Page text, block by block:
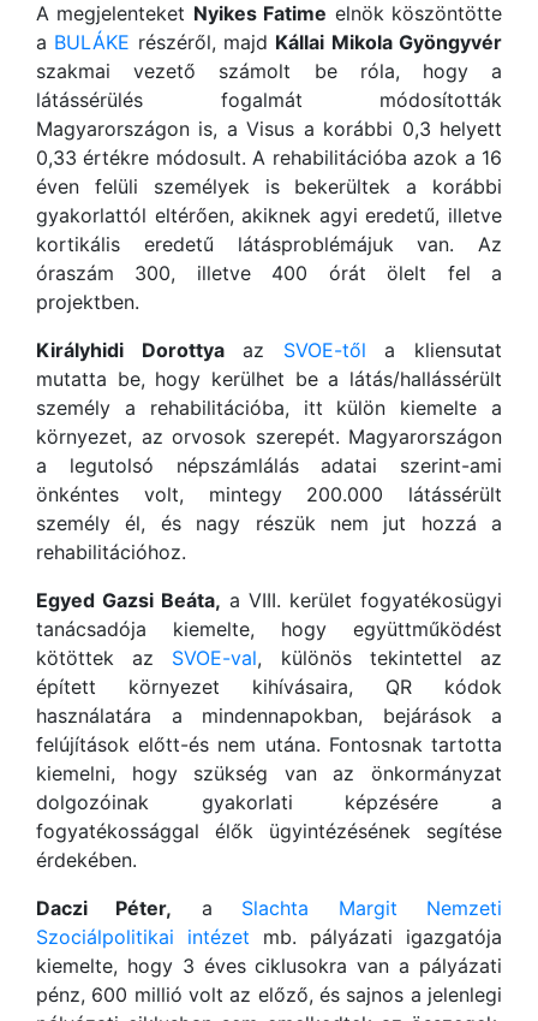
A megjelenteket Nyikes Fatime elnök köszöntötte
a BULÁKE részéről, majd Kállai Mikola Gyöngyvér
szakmai vezető számolt be róla, hogy a
látássérülés fogalmát módosították
Magyarországon is, a Visus a korábbi 0,3 helyett
0,33 értékre módosult. A rehabilitációba azok a 16
éven felüli személyek is bekerültek a korábbi
gyakorlattól eltérően, akiknek agyi eredetű, illetve
kortikális eredetű látásproblémájuk van. Az
óraszám 300, illetve 400 órát ölelt fel a
projektben.
Királyhidi Dorottyaaz SVOE-től a kliensutat
mutatta be, hogy kerülhet be a látás/hallássérült
személy a rehabilitációba, itt külön kiemelte a
környezet, az orvosok szerepét. Magyarországon
a legutolsó népszámlálás adatai szerint-ami
önkéntes volt, mintegy 200.000 látássérült
személy él, és nagy részük nem jut hozzá a
rehabilitációhoz.
Egyed Gazsi Beáta, a VIII. kerület fogyatékosügyi
tanácsadója kiemelte, hogy együttműködést
kötöttek az SVOE-val, különös tekintettel az
épített környezet kihívásaira, QR kódok
használatára a mindennapokban, bejárások a
felújítások előtt-és nem utána. Fontosnak tartotta
kiemelni, hogy szükség van az önkormányzat
dolgozóinak gyakorlati képzésére a
fogyatékossággal élők ügyintézésének segítése
érdekében.
Daczi Péter, a Slachta Margit Nemzeti
Szociálpolitikai intézet mb. pályázati igazgatója
kiemelte, hogy 3 éves ciklusokra van a pályázati
pénz, 600 millió volt az előző, és sajnos a jelenlegi